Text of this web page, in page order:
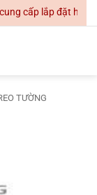
cấp lắp đặt hệ
TƯỜNG